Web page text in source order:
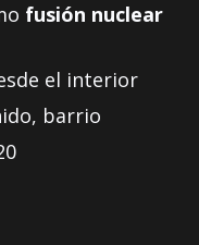
fusión nuclear
el interior
barrio